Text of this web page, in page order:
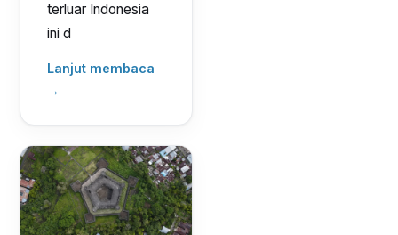
terluar Indonesia
ini d
Lanjut membaca
→